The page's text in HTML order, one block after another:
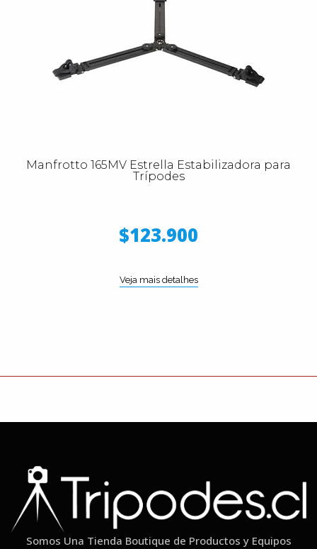
Manfrotto 165MV Estrella Estabilizadora para
Trípodes
$123.900
Veja mais detalhes
Somos Una Tienda Boutique de Productos y Equipos